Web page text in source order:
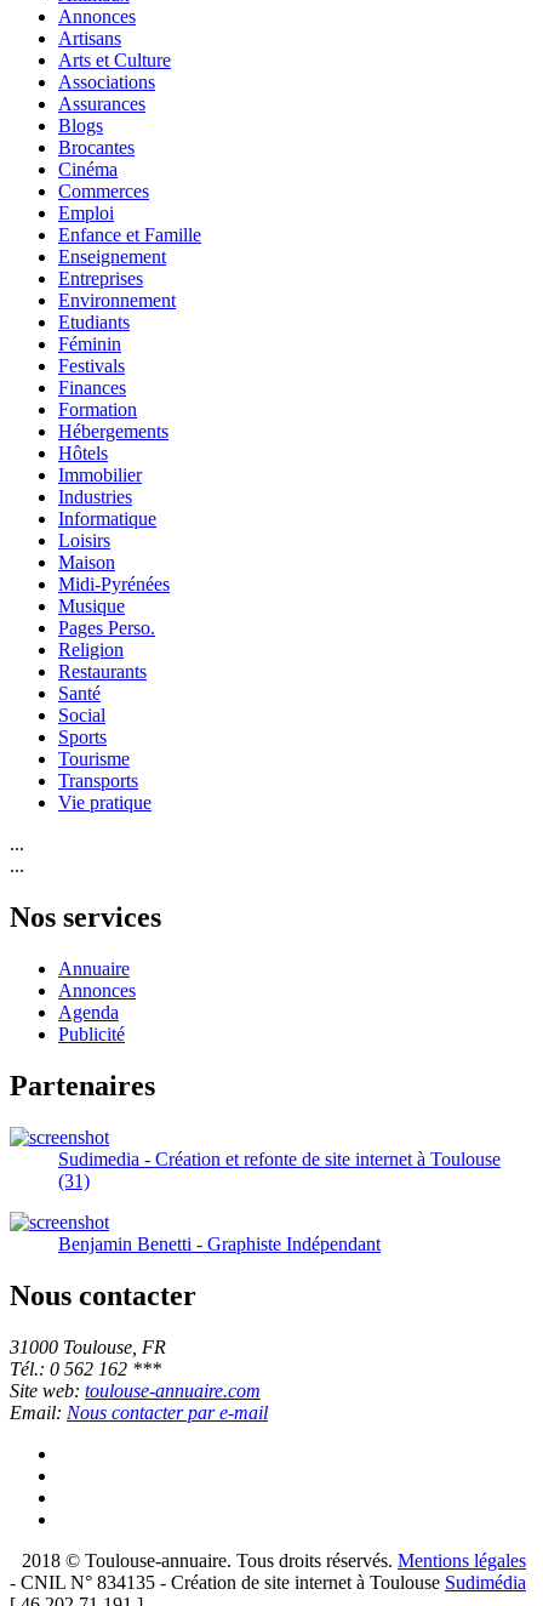
Annonces
Artisans
Arts et Culture
Associations
Assurances
Blogs
Brocantes
Cinéma
Commerces
Emploi
Enfance et Famille
Enseignement
Entreprises
Environnement
Etudiants
Féminin
Festivals
Finances
Formation
Hébergements
Hôtels
Immobilier
Industries
Informatique
Loisirs
Maison
Midi-Pyrénées
Musique
Pages Perso.
Religion
Restaurants
Santé
Social
Sports
Tourisme
Transports
Vie pratique
...
...
Nos services
Annuaire
Annonces
Agenda
Publicité
Partenaires
Sudimedia - Création et refonte de site internet à Toulouse
(31)
Benjamin Benetti - Graphiste Indépendant
Nous contacter
31000 Toulouse, FR
Tél.: 0 562 162 ***
Site web: toulouse-annuaire.com
Email: Nous contacter par e-mail
2018 © Toulouse-annuaire. Tous droits réservés. Mentions légales
- CNIL N° 834135 - Création de site internet à Toulouse Sudimédia